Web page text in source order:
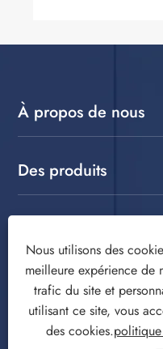
À propos de nous
Des produits
SUIVEZ-NOUS
Nous utilisons des
meilleure expérience de
trafic du site et
utilisant ce site, vous
des cookies.